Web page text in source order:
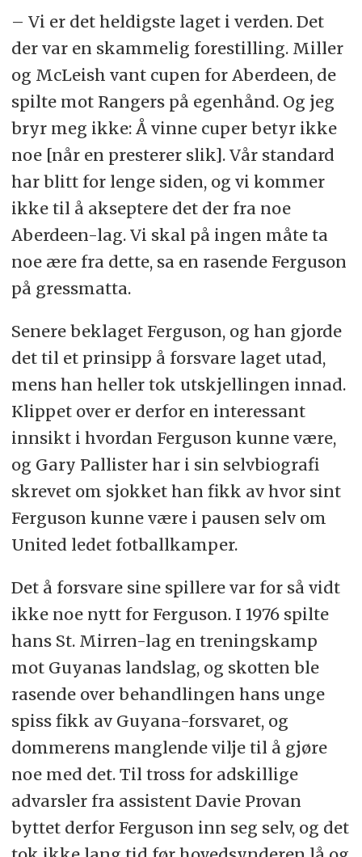
– Vi er det heldigste laget i verden. Det
der var en skammelig forestilling. Miller
og McLeish vant cupen for Aberdeen, de
spilte mot Rangers på egenhånd. Og jeg
bryr meg ikke: Å vinne cuper betyr ikke
noe [når en presterer slik]. Vår standard
har blitt for lenge siden, og vi kommer
ikke til å akseptere det der fra noe
Aberdeen-lag. Vi skal på ingen måte ta
noe ære fra dette, sa en rasende Ferguson
på gressmatta.
Senere beklaget Ferguson, og han gjorde
det til et prinsipp å forsvare laget utad,
mens han heller tok utskjellingen innad.
Klippet over er derfor en interessant
innsikt i hvordan Ferguson kunne være,
og Gary Pallister har i sin selvbiografi
skrevet om sjokket han fikk av hvor sint
Ferguson kunne være i pausen selv om
United ledet fotballkamper.
Det å forsvare sine spillere var for så vidt
ikke noe nytt for Ferguson. I 1976 spilte
hans St. Mirren-lag en treningskamp
mot Guyanas landslag, og skotten ble
rasende over behandlingen hans unge
spiss fikk av Guyana-forsvaret, og
dommerens manglende vilje til å gjøre
noe med det. Til tross for adskillige
advarsler fra assistent Davie Provan
byttet derfor Ferguson inn seg selv, og det